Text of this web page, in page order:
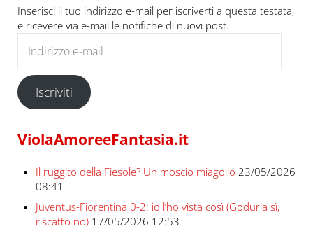
Inserisci il tuo indirizzo e-mail per iscriverti a questa testata,
e ricevere via e-mail le notifiche di nuovi post.
Iscriviti
ViolaAmoreeFantasia.it
Il ruggito della Fiesole? Un moscio miagolio 23/05/2026
08:41
Juventus-Fiorentina 0-2: io l’ho vista così (Goduria sì,
riscatto no) 17/05/2026 12:53